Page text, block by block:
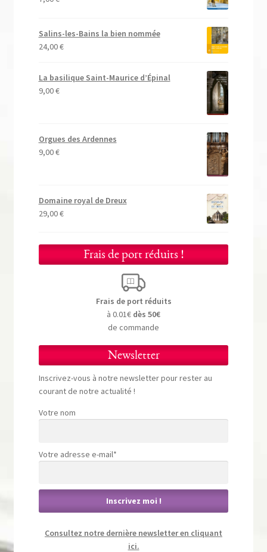
Salins-les-Bains la bien nommée
24,00€
La basilique Saint-Maurice d’Épinal
9,00€
Orgues des Ardennes
9,00€
Domaine royal de Dreux
29,00€
Frais de port réduits !
Frais de port réduits
à 0.01€ dès 50€
de commande
Newsletter
Inscrivez-vous à notre newsletter pour rester au
courant de notre actualité !
Votre nom
Votre adresse e-mail*
Consultez notre dernière newsletter en cliquant
ici.